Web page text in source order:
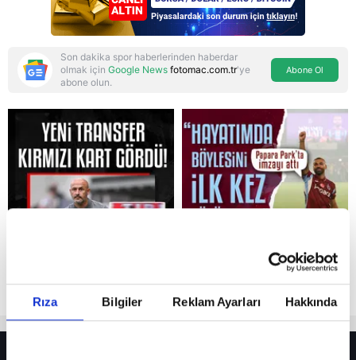
Rıza Bilgiler Reklam Ayarları Hakkında
Reddet
Son dakika spor haberlerinden haberdar
olmak için Google News fotomac.com.tr'ye
abone olun.
Abone Ol